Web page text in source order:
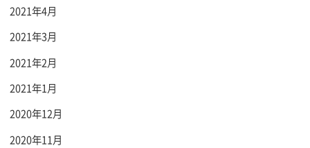
2021年4月
2021年3月
2021年2月
2021年1月
2020年12月
2020年11月